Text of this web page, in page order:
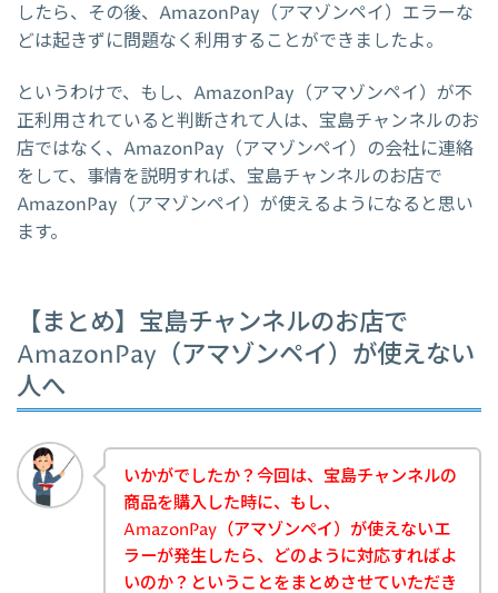
したら、その後、AmazonPay（アマゾンペイ）エラーな
どは起きずに問題なく利用することができましたよ。
というわけで、もし、AmazonPay（アマゾンペイ）が不
正利用されていると判断されて人は、宝島チャンネルのお
店ではなく、AmazonPay（アマゾンペイ）の会社に連絡
をして、事情を説明すれば、宝島チャンネルのお店で
AmazonPay（アマゾンペイ）が使えるようになると思い
ます。
【まとめ】宝島チャンネルのお店で
AmazonPay（アマゾンペイ）が使えない
人へ
いかがでしたか？今回は、宝島チャンネルの
商品を購入した時に、もし、
AmazonPay（アマゾンペイ）が使えないエ
ラーが発生したら、どのように対応すればよ
いのか？ということをまとめさせていただき